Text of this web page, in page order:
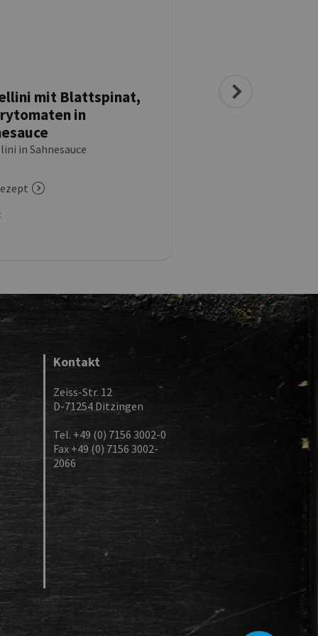
mit Blattspinat,
in
in Sahnesauce
Tortellini-
Kontakt
Zeiss-Str. 12
D-71254 Ditzingen
Tel. +49 (0) 7156 3002-0
Fax +49 (0) 7156 3002-
2066